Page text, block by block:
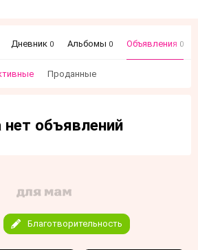
Дневник 0 Альбомы 0 Объявления 0
Проданные
нет объявлений
Благотворительность